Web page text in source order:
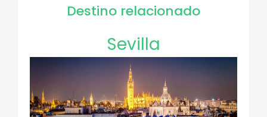
Destino relacionado
Sevilla